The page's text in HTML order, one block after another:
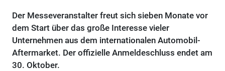
Der Messeveranstalter freut sich sieben Monate vor
dem Start über das große Interesse vieler
Unternehmen aus dem internationalen Automobil-
Aftermarket. Der offizielle Anmeldeschluss endet am
30. Oktober.